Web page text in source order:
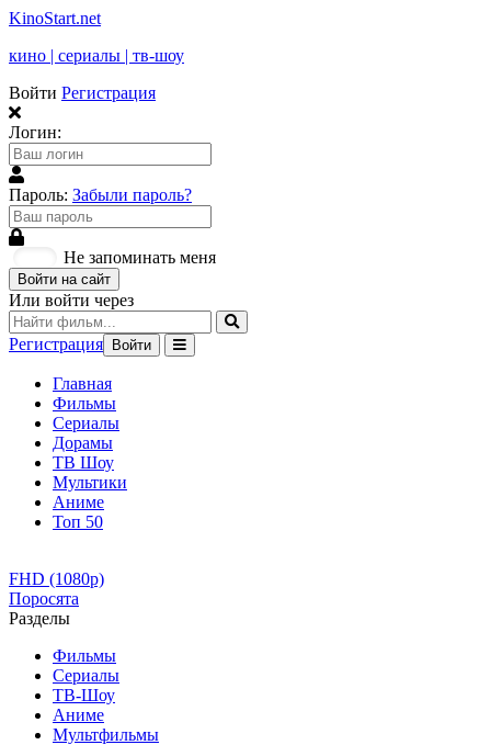
KinoStart.net
кино | сериалы | тв-шоу
Войти Регистрация
Логин:
Пароль: Забыли пароль?
Не запоминать меня
Войти на сайт
Или войти через
Регистрация Войти
Главная
Фильмы
Сериалы
Дорамы
ТВ Шоу
Мультики
Аниме
Топ 50
FHD (1080p)
Поросята
Разделы
Фильмы
Сериалы
ТВ-Шоу
Аниме
Мультфильмы